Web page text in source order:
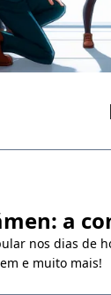
a
nos dias de
e muito mais!